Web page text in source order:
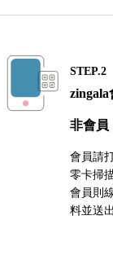
STEP.2
非會
會員請
零卡掃
會員則
料並送出